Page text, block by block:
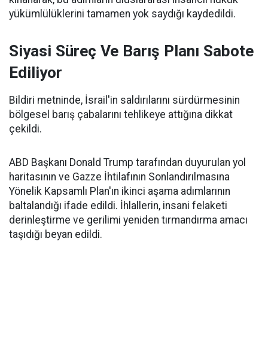
yükümlülüklerini tamamen yok saydığı kaydedildi.
Siyasi Süreç Ve Barış Planı Sabote
Ediliyor
Bildiri metninde, İsrail'in saldırılarını sürdürmesinin
bölgesel barış çabalarını tehlikeye attığına dikkat
çekildi.
ABD Başkanı Donald Trump tarafından duyurulan yol
haritasının ve Gazze İhtilafının Sonlandırılmasına
Yönelik Kapsamlı Plan'ın ikinci aşama adımlarının
baltalandığı ifade edildi. İhlallerin, insani felaketi
derinleştirme ve gerilimi yeniden tırmandırma amacı
taşıdığı beyan edildi.